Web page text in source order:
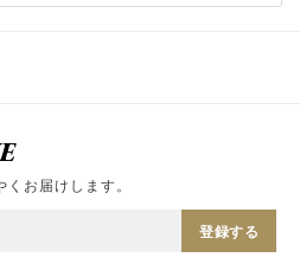
お届けします。
登録する